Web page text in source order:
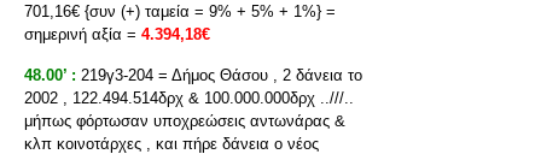
701,16€ {συν (+) ταμεία = 9% + 5% + 1%} =
σημερινή αξία = 4.394,18€
48.00’ : 219γ3-204 = Δήμος Θάσου , 2 δάνεια το
2002 , 122.494.514δρχ & 100.000.000δρχ ..///..
μήπως φόρτωσαν υποχρεώσεις αντωνάρας &
κλπ κοινοτάρχες , και πήρε δάνεια ο νέος